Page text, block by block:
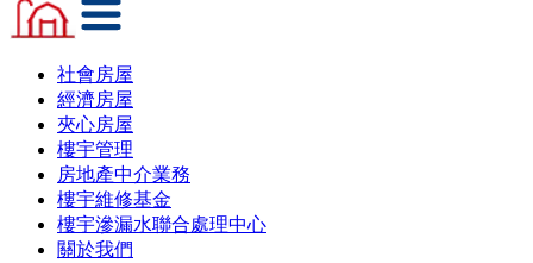
社會房屋
經濟房屋
夾心房屋
樓宇管理
房地產中介業務
樓宇維修基金
樓宇滲漏水聯合處理中心
關於我們